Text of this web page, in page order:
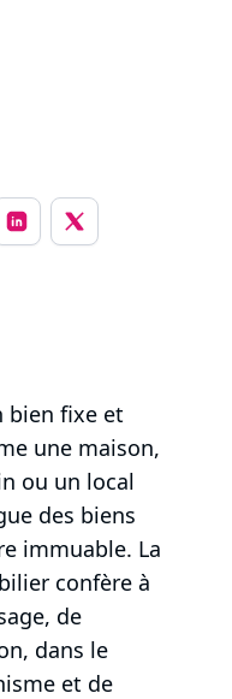
bien fixe et
une maison,
ou un local
des biens
immuable. La
confère à
de
dans le
et de